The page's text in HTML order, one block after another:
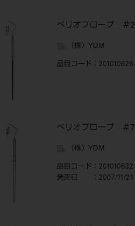
ぺリオプローブ ＃2
（株）YDM
品目コード ：201010626
ぺリオプローブ ＃7
（株）YDM
品目コード ：201010632
発売日
：2007/11/21